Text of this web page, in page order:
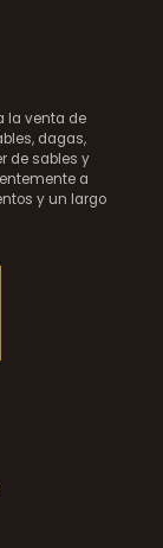
la venta de
dagas,
de sables y
a
y un largo